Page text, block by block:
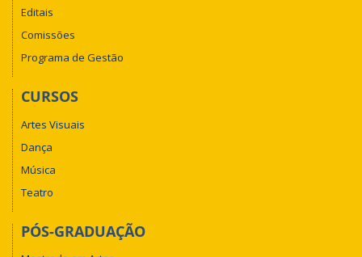
Editais
Comissões
Programa de Gestão
CURSOS
Artes Visuais
Dança
Música
Teatro
PÓS-GRADUAÇÃO